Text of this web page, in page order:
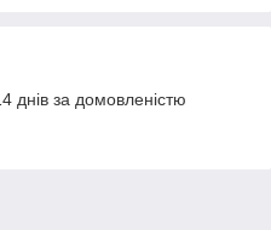
днів за домовленістю